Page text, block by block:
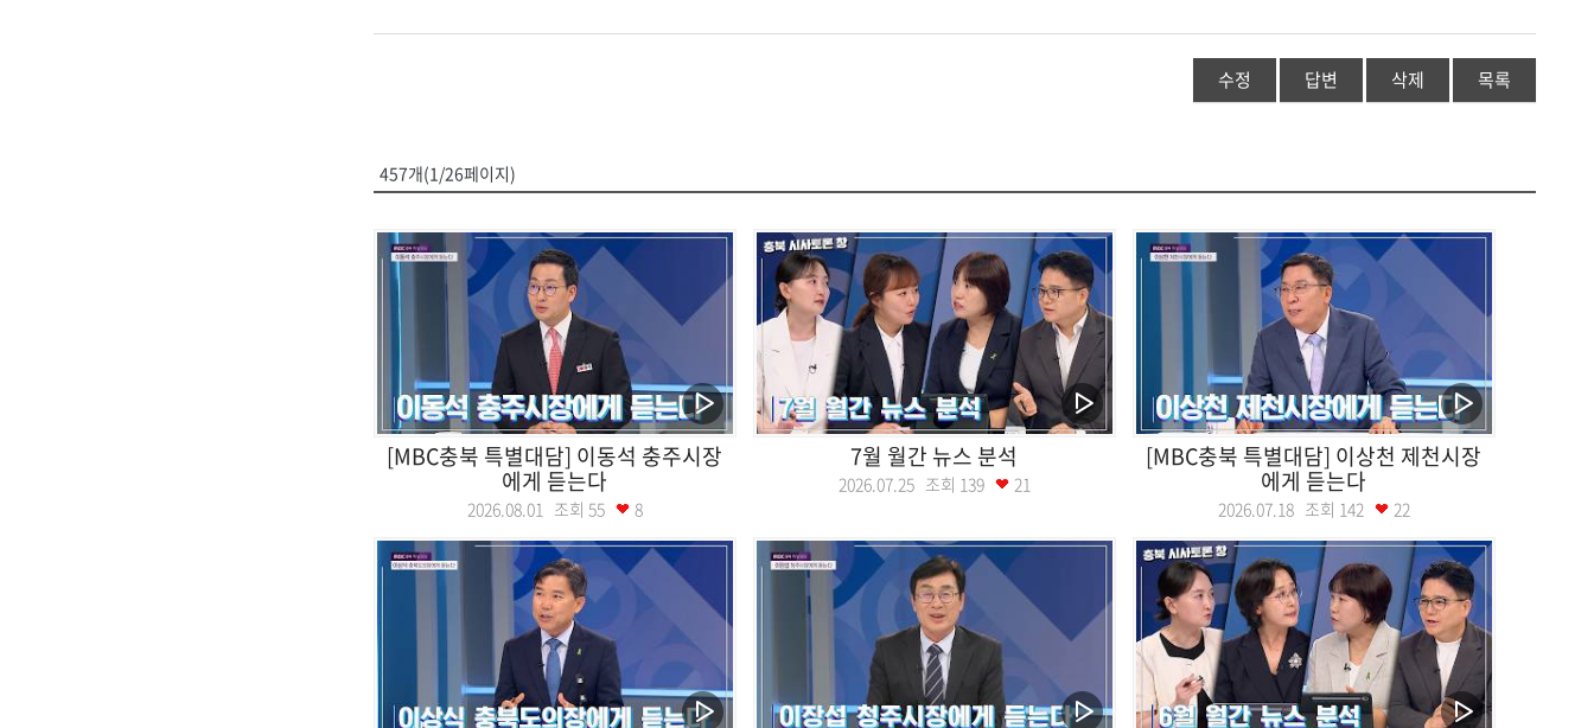
수정 답변 삭제 목록
457개(1/26페이지)
[MBC충북 특별대담] 이동석 충주시장
에게 듣는다
2026.08.01 조회 55 8
7월 월간 뉴스 분석
2026.07.25 조회 139 21
[MBC충북 특별대담] 이상천 제천시장
에게 듣는다
2026.07.18 조회 142 22